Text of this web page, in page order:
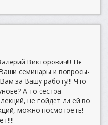
Викторович!!! Не
семинары и вопросы-
за Вашу работу!!! Что
А то сестра
не пойдет ли ей во
можно посмотреть!